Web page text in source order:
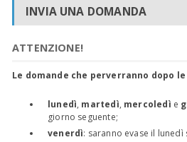
INVIA UNA DOMANDA
ATTENZIONE!
Le domande che perverranno dopo le
lunedì, martedì, mercoledì e
giorno seguente;
venerdì: saranno evase il lunedì